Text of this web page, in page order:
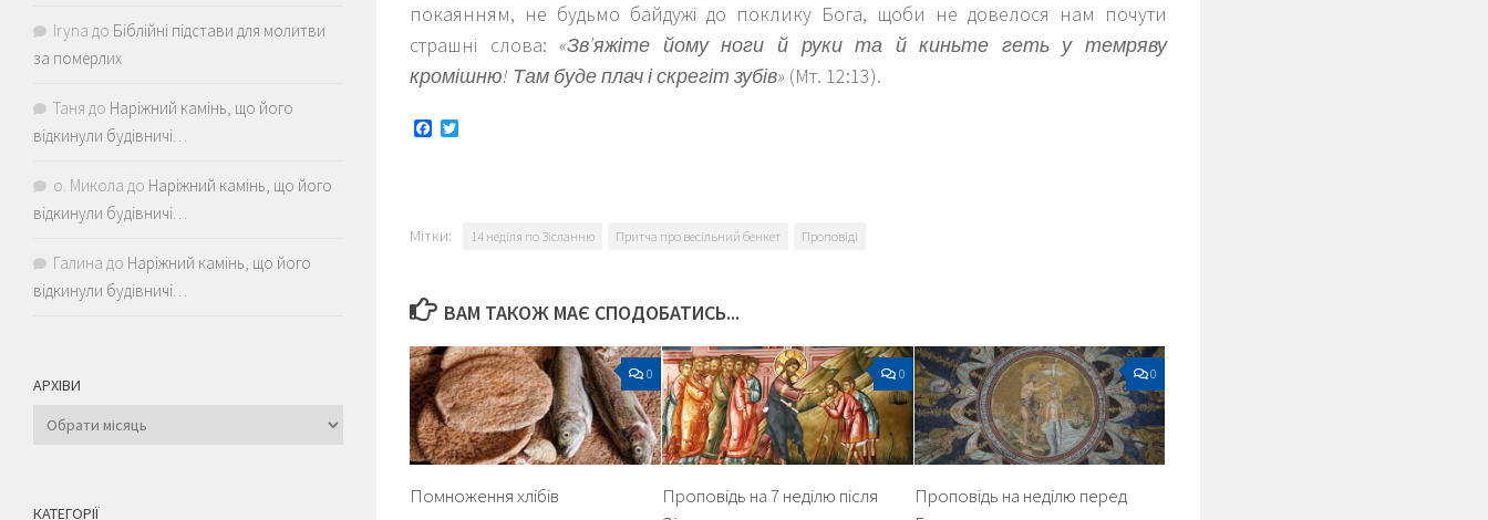
покаянням, не будьмо байдужі до поклику Бога, щоби не довелося нам почути
страшні слова:«Зв’яжіте йому ноги й руки та й киньте геть у темряву
кромішню! Там буде плач і скрегіт зубів» (Мт. 12:13).
Facebook
Мітки: 14 неділя по Зісланню Притча про весільний бенкет Проповіді
ВАМ ТАКОЖ МАЄ СПОДОБАТИСЬ...
0
Помноження хлібів
0
Проповідь на 7 неділю після
0
Проповідь на неділю перед
Iryna до Біблійні підстави для молитви
за померлих
Таня до Наріжний камінь, що його
відкинули будівничі…
о. Микола до Наріжний камінь, що його
відкинули будівничі…
Галина до Наріжний камінь, що його
відкинули будівничі…
АРХІВИ
Архіви
КАТЕГОРІЇ